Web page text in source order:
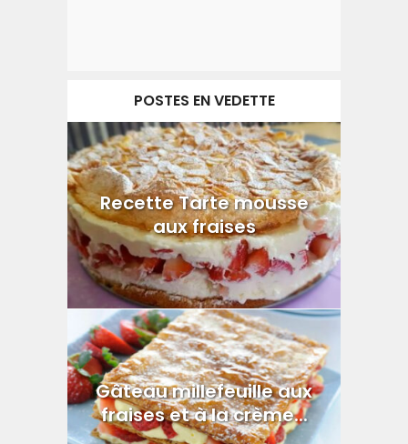
POSTES EN VEDETTE
Recette Tarte mousse
aux fraises
Gâteau millefeuille aux
fraises et à la crème...